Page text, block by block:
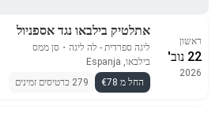
ראשון
22 נוב'
2026
אתלטיק בילבאו נגד אספניול
ליגה ספרדית - לה ליגה ・ סן ממס
בילבאו, Espanja
החל מ €78
279 כרטיסים זמינים